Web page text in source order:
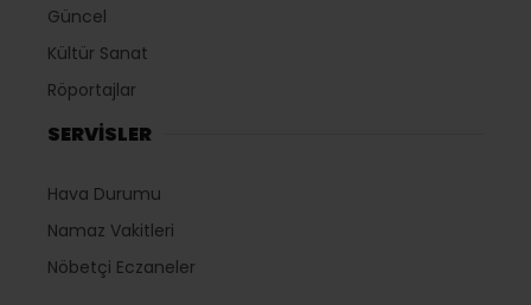
Güncel
Kültür Sanat
Röportajlar
SERVİSLER
Hava Durumu
Namaz Vakitleri
Nöbetçi Eczaneler